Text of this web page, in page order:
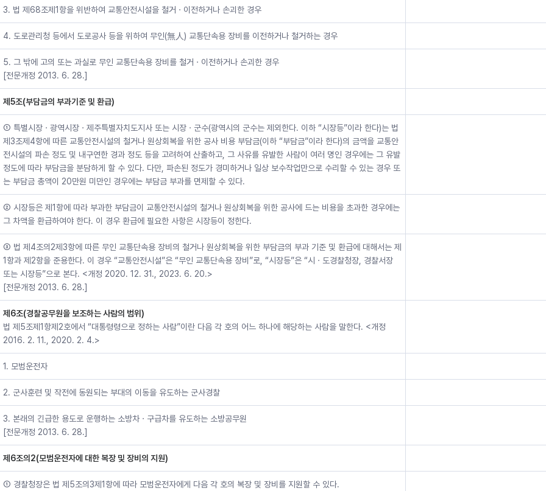
3. 법 제68조제1항을 위반하여 교통안전시설을 철거ㆍ이전하거나 손괴한 경우
4. 도로관리청 등에서 도로공사 등을 위하여 무인(無人) 교통단속용 장비를 이전하거나 철거하는 경우
5. 그 밖에 고의 또는 과실로 무인 교통단속용 장비를 철거ㆍ이전하거나 손괴한 경우
[전문개정 2013. 6. 28.]
제5조(부담금의 부과기준 및 환급)
① 특별시장ㆍ광역시장ㆍ제주특별자치도지사 또는 시장ㆍ군수(광역시의 군수는 제외한다. 이하 “시장등”이라 한다)는 법
제3조제4항에 따른 교통안전시설의 철거나 원상회복을 위한 공사 비용 부담금(이하 “부담금”이라 한다)의 금액을 교통안
전시설의 파손 정도 및 내구연한 경과 정도 등을 고려하여 산출하고, 그 사유를 유발한 사람이 여러 명인 경우에는 그 유발
정도에 따라 부담금을 분담하게 할 수 있다. 다만, 파손된 정도가 경미하거나 일상 보수작업만으로 수리할 수 있는 경우 또
는 부담금 총액이 20만원 미만인 경우에는 부담금 부과를 면제할 수 있다.
② 시장등은 제1항에 따라 부과한 부담금이 교통안전시설의 철거나 원상회복을 위한 공사에 드는 비용을 초과한 경우에는
그 차액을 환급하여야 한다. 이 경우 환급에 필요한 사항은 시장등이 정한다.
③ 법 제4조의2제3항에 따른 무인 교통단속용 장비의 철거나 원상회복을 위한 부담금의 부과 기준 및 환급에 대해서는 제
1항과 제2항을 준용한다. 이 경우 “교통안전시설”은 “무인 교통단속용 장비”로, “시장등”은 “시ㆍ도경찰청장, 경찰서장
또는 시장등”으로 본다. <개정 2020. 12. 31., 2023. 6. 20.>
[전문개정 2013. 6. 28.]
제6조(경찰공무원을 보조하는 사람의 범위)
법 제5조제1항제2호에서 “대통령령으로 정하는 사람”이란 다음 각 호의 어느 하나에 해당하는 사람을 말한다. <개정
2016. 2. 11., 2020. 2. 4.>
1. 모범운전자
2. 군사훈련 및 작전에 동원되는 부대의 이동을 유도하는 군사경찰
3. 본래의 긴급한 용도로 운행하는 소방차ㆍ구급차를 유도하는 소방공무원
[전문개정 2013. 6. 28.]
제6조의2(모범운전자에 대한 복장 및 장비의 지원)
① 경찰청장은 법 제5조의3제1항에 따라 모범운전자에게 다음 각 호의 복장 및 장비를 지원할 수 있다.